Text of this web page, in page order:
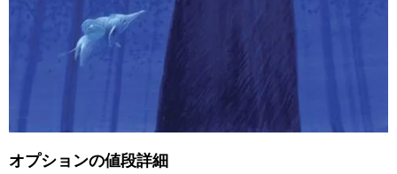
オプションの値段詳細